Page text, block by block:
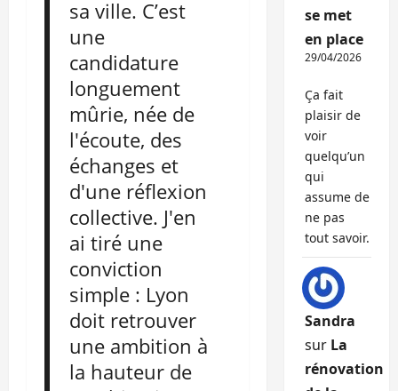
sa ville. C’est
une
candidature
longuement
mûrie, née de
l'écoute, des
échanges et
d'une réflexion
collective. J'en
ai tiré une
conviction
simple : Lyon
doit retrouver
une ambition à
la hauteur de
se met
en place
29/04/2026
Ça fait
plaisir de
voir
quelqu’un
qui
assume de
ne pas
tout savoir.
Sandra
sur La
rénovation